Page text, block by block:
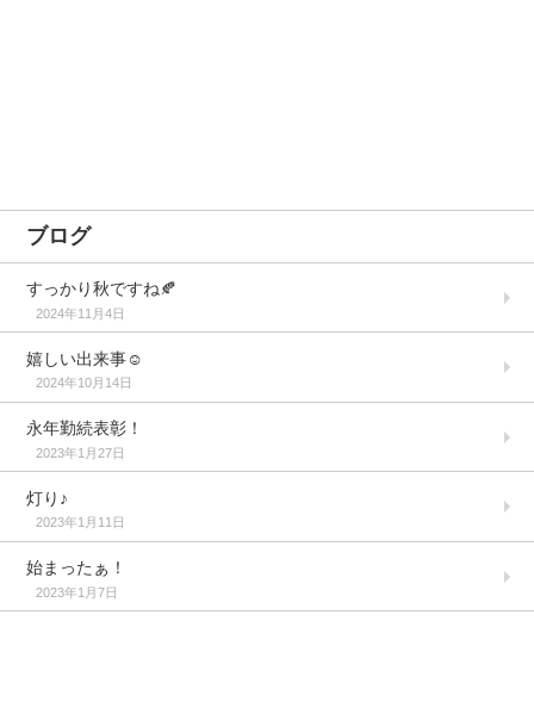
ブログ
すっかり秋ですね🍂
2024年11月4日
嬉しい出来事☺️
2024年10月14日
永年勤続表彰！
2023年1月27日
灯り♪
2023年1月11日
始まったぁ！
2023年1月7日